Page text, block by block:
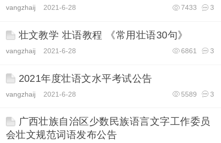
vangzhaij 2021-6-28 3
7433
壮文教学 壮语教程 《常用壮语30句》
vangzhaij 2021-6-28 3
6861
2021年度壮语文水平考试公告
vangzhaij 2021-6-28 3
5589
广西壮族自治区少数民族语言文字工作委员
会壮文规范词语发布公告